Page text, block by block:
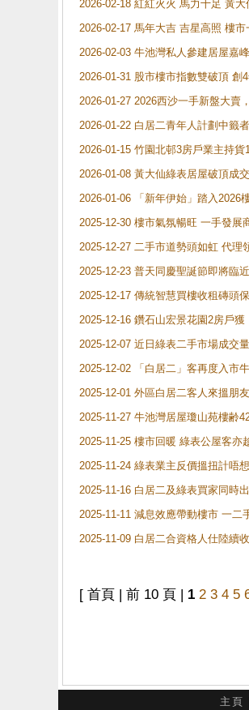
2026-02-18 紅紅火火 馬力十足 黃
2026-02-17 馬年大吉 吉星高照 樓
2026-02-03 牛池灣私人參建居屋嘉
2026-01-31 股市樓市指數雙破頂 創
2026-01-27 2026西沙一手新盤大賣
2026-01-22 白居二青年人計劃中籤
2026-01-15 竹園北邨3房戶業主持
2026-01-08 黃大仙綠表居屋破頂成
2026-01-06 「新年伊始」踏入2026
2025-12-30 樓市氣氛暢旺 一手發
2025-12-27 二手市道勢頭如虹 代
2025-12-23 普天同慶聖誕節即將臨
2025-12-17 傳統智慧買樓收租磚頭
2025-12-16 鑽石山宏景花園2房戶
2025-12-07 近日綠表二手市場成交
2025-12-02 「白居二」客再度入市
2025-12-01 外區白居二客人來搵朋
2025-11-27 牛池灣居屋瓊山苑樓齢
2025-11-25 樓市回暖 綠表公屋客亦
2025-11-24 綠表業主反價搵扭計唔
2025-11-16 白居二及綠表買家同時
2025-11-11 減息效應帶動樓市 一
2025-11-09 白居二合資格人仕陸續
[ 首頁 | 前 10 頁 | 1 2 3 4 5
主頁